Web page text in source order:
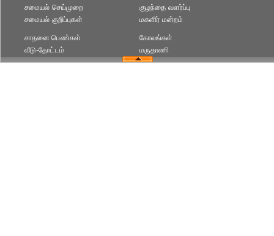
சமையல் செய்முறை
சமையல் குறிப்புகள்
குழந்தை வளர்ப்பு
மகளிர் மன்றம்
சாதனை பெண்கள்
வீடு-தோட்டம்
கோலங்கள்
மருதாணி